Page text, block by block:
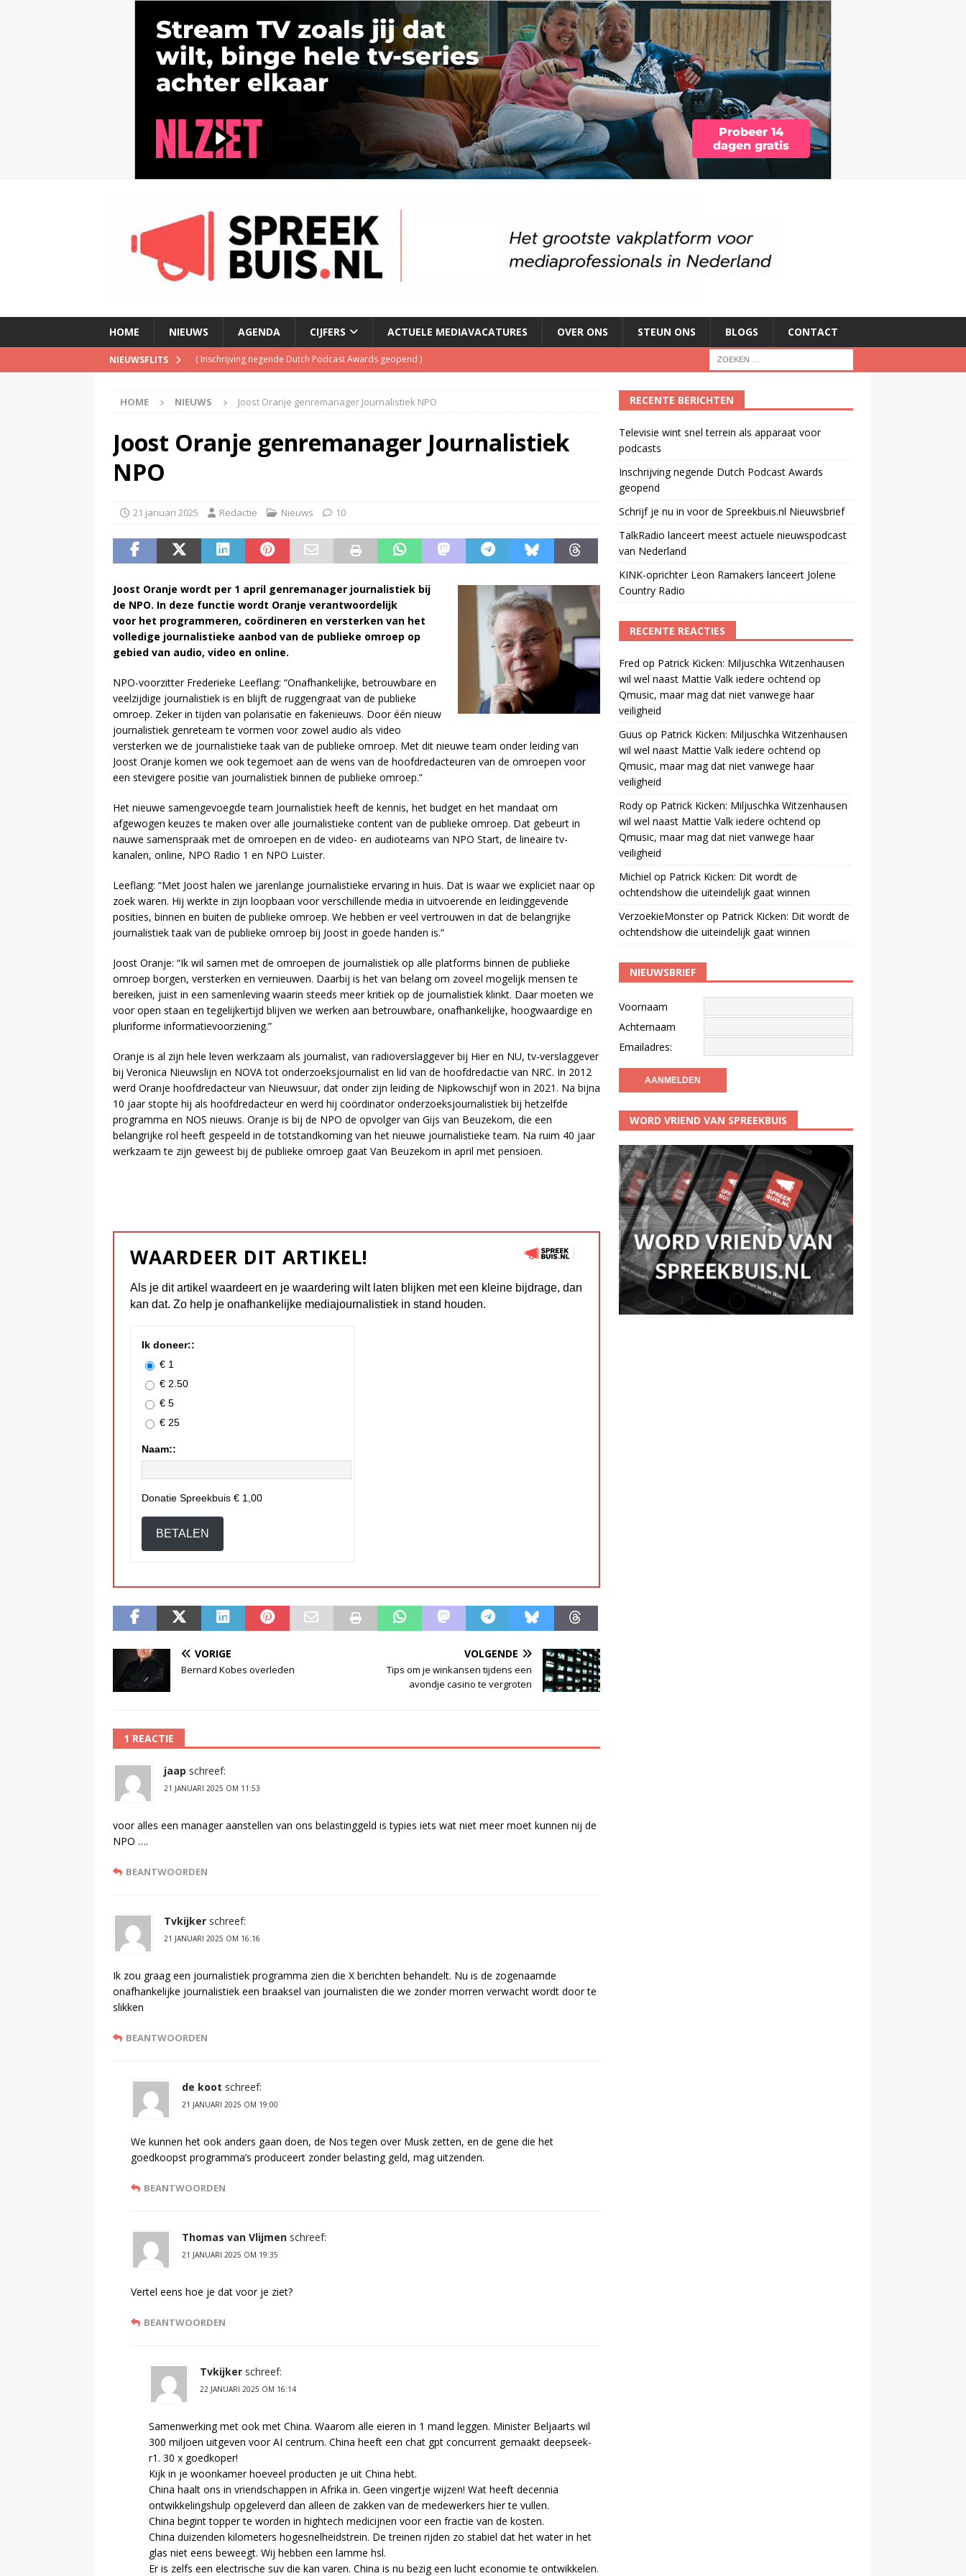
HOME NIEUWS AGENDA CIJFERS ACTUELE MEDIAVACATURES OVER ONS STEUN ONS BLOGS CONTACT
NIEUWSFLITS ( Inschrijving negende Dutch Podcast Awards geopend )
(TalkRadio lanceert meest actuele nieuwspodcast van Nederland
KINK-oprichter Leon Ramakers lanceert Jolene Country Radio
Televisie wint snel terrein als apparaat voor podcasts
HOME NIEUWS Joost Oranje genremanager Journalistiek NPO
Joost Oranje genremanager Journalistiek
NPO
21 januari 2025 Redactie Nieuws 10
Joost Oranje wordt per 1 april genremanager journalistiek bij
de NPO. In deze functie wordt Oranje verantwoordelijk
voor het programmeren, coördineren en versterken van het
volledige journalistieke aanbod van de publieke omroep op
gebied van audio, video en online.
NPO-voorzitter Frederieke Leeflang: “Onafhankelijke, betrouwbare en
veelzijdige journalistiek is en blijft de ruggengraat van de publieke
omroep. Zeker in tijden van polarisatie en fakenieuws. Door één nieuw
journalistiek genreteam te vormen voor zowel audio als video
versterken we de journalistieke taak van de publieke omroep. Met dit nieuwe team onder leiding van
Joost Oranje komen we ook tegemoet aan de wens van de hoofdredacteuren van de omroepen voor
een stevigere positie van journalistiek binnen de publieke omroep.”
Het nieuwe samengevoegde team Journalistiek heeft de kennis, het budget en het mandaat om
afgewogen keuzes te maken over alle journalistieke content van de publieke omroep. Dat gebeurt in
nauwe samenspraak met de omroepen en de video- en audioteams van NPO Start, de lineaire tv-
kanalen, online, NPO Radio 1 en NPO Luister.
Leeflang: “Met Joost halen we jarenlange journalistieke ervaring in huis. Dat is waar we expliciet naar op
zoek waren. Hij werkte in zijn loopbaan voor verschillende media in uitvoerende en leidinggevende
posities, binnen en buiten de publieke omroep. We hebben er veel vertrouwen in dat de belangrijke
journalistiek taak van de publieke omroep bij Joost in goede handen is.”
Joost Oranje: “Ik wil samen met de omroepen de journalistiek op alle platforms binnen de publieke
omroep borgen, versterken en vernieuwen. Daarbij is het van belang om zoveel mogelijk mensen te
bereiken, juist in een samenleving waarin steeds meer kritiek op de journalistiek klinkt. Daar moeten we
voor open staan en tegelijkertijd blijven we werken aan betrouwbare, onafhankelijke, hoogwaardige en
pluriforme informatievoorziening.”
Oranje is al zijn hele leven werkzaam als journalist, van radioverslaggever bij Hier en NU, tv-verslaggever
bij Veronica Nieuwslijn en NOVA tot onderzoeksjournalist en lid van de hoofdredactie van NRC. In 2012
werd Oranje hoofdredacteur van Nieuwsuur, dat onder zijn leiding de Nipkowschijf won in 2021. Na bijna
10 jaar stopte hij als hoofdredacteur en werd hij coördinator onderzoeksjournalistiek bij hetzelfde
programma en NOS nieuws. Oranje is bij de NPO de opvolger van Gijs van Beuzekom, die een
belangrijke rol heeft gespeeld in de totstandkoming van het nieuwe journalistieke team. Na ruim 40 jaar
werkzaam te zijn geweest bij de publieke omroep gaat Van Beuzekom in april met pensioen.
WAARDEER DIT ARTIKEL!
Als je dit artikel waardeert en je waardering wilt laten blijken met een kleine bijdrage, dan
kan dat. Zo help je onafhankelijke mediajournalistiek in stand houden.
Ik doneer::
€ 1
€ 2.50
€ 5
€ 25
Naam::
Donatie Spreekbuis € 1,00
BETALEN
VORIGE
Bernard Kobes overleden
VOLGENDE
Tips om je winkansen tijdens een
avondje casino te vergroten
1 REACTIE
jaap schreef:
21 JANUARI 2025 OM 11:53
voor alles een manager aanstellen van ons belastinggeld is typies iets wat niet meer moet kunnen nij de
NPO ….
BEANTWOORDEN
Tvkijker schreef:
21 JANUARI 2025 OM 16:16
Ik zou graag een journalistiek programma zien die X berichten behandelt. Nu is de zogenaamde
onafhankelijke journalistiek een braaksel van journalisten die we zonder morren verwacht wordt door te
slikken
BEANTWOORDEN
de koot schreef:
21 JANUARI 2025 OM 19:00
We kunnen het ook anders gaan doen, de Nos tegen over Musk zetten, en de gene die het
goedkoopst programma’s produceert zonder belasting geld, mag uitzenden.
BEANTWOORDEN
Thomas van Vlijmen schreef:
21 JANUARI 2025 OM 19:35
Vertel eens hoe je dat voor je ziet?
BEANTWOORDEN
Tvkijker schreef:
22 JANUARI 2025 OM 16:14
Samenwerking met ook met China. Waarom alle eieren in 1 mand leggen. Minister Beljaarts wil
300 miljoen uitgeven voor AI centrum. China heeft een chat gpt concurrent gemaakt deepseek-
r1. 30 x goedkoper!
Kijk in je woonkamer hoeveel producten je uit China hebt.
China haalt ons in vriendschappen in Afrika in. Geen vingertje wijzen! Wat heeft decennia
ontwikkelingshulp opgeleverd dan alleen de zakken van de medewerkers hier te vullen.
China begint topper te worden in hightech medicijnen voor een fractie van de kosten.
China duizenden kilometers hogesnelheidstrein. De treinen rijden zo stabiel dat het water in het
glas niet eens beweegt. Wij hebben een lamme hsl.
Er is zelfs een electrische suv die kan varen. China is nu bezig een lucht economie te ontwikkelen.
RECENTE BERICHTEN
Televisie wint snel terrein als apparaat voor
podcasts
Inschrijving negende Dutch Podcast Awards
geopend
Schrijf je nu in voor de Spreekbuis.nl Nieuwsbrief
TalkRadio lanceert meest actuele nieuwspodcast
van Nederland
KINK-oprichter Leon Ramakers lanceert Jolene
Country Radio
RECENTE REACTIES
Fred op Patrick Kicken: Miljuschka Witzenhausen
wil wel naast Mattie Valk iedere ochtend op
Qmusic, maar mag dat niet vanwege haar
veiligheid
Guus op Patrick Kicken: Miljuschka Witzenhausen
wil wel naast Mattie Valk iedere ochtend op
Qmusic, maar mag dat niet vanwege haar
veiligheid
Rodyop Patrick Kicken: Miljuschka Witzenhausen
wil wel naast Mattie Valk iedere ochtend op
Qmusic, maar mag dat niet vanwege haar
veiligheid
Michiel op Patrick Kicken: Dit wordt de
ochtendshow die uiteindelijk gaat winnen
VerzoekieMonsterop Patrick Kicken: Dit wordt de
ochtendshow die uiteindelijk gaat winnen
NIEUWSBRIEF
Voornaam
Achternaam
Emailadres:
WORD VRIEND VAN SPREEKBUIS